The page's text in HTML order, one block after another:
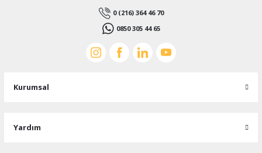
0 (216) 364 46 70
0850 305 44 65
Kurumsal
Yardım